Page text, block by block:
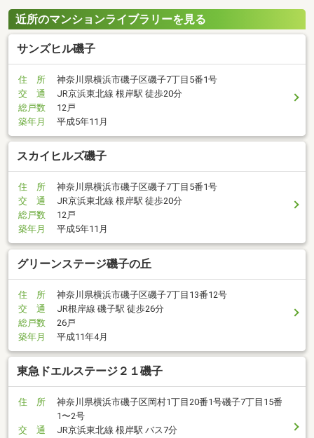
近所のマンションライブラリーを見る
サンズヒル磯子
住 所
神奈川県横浜市磯子区磯子7丁目5番1号
交 通
JR京浜東北線 根岸駅 徒歩20分
総戸数
12戸
築年月
平成5年11月
スカイヒルズ磯子
住 所
神奈川県横浜市磯子区磯子7丁目5番1号
交 通
JR京浜東北線 根岸駅 徒歩20分
総戸数
12戸
築年月
平成5年11月
グリーンステージ磯子の丘
住 所
神奈川県横浜市磯子区磯子7丁目13番12号
交 通
JR根岸線 磯子駅 徒歩26分
総戸数
26戸
築年月
平成11年4月
東急ドエルステージ２１磯子
住 所
神奈川県横浜市磯子区岡村1丁目20番1号磯子7丁目15番
1〜2号
交 通
JR京浜東北線 根岸駅 バス7分